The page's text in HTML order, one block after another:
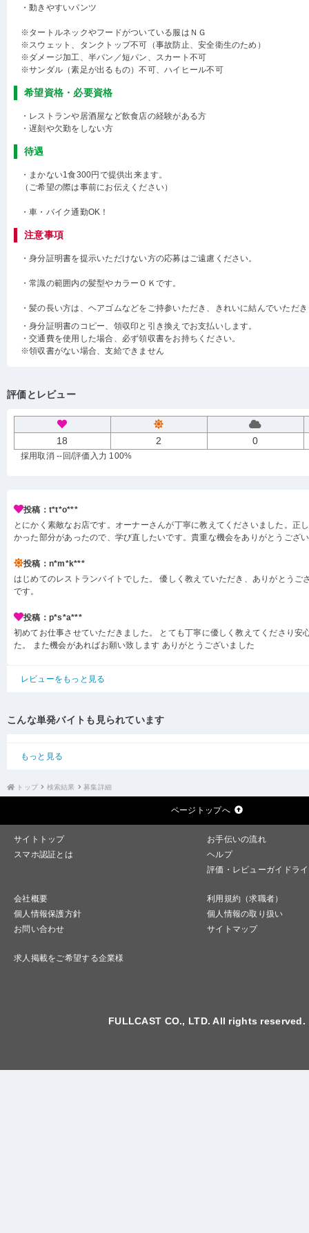
・動きやすいパンツ
※タートルネックやフードがついている服はＮＧ
※スウェット、タンクトップ不可（事故防止、安全衛生のため）
※ダメージ加工、半パン／短パン、スカート不可
※サンダル（素足が出るもの）不可、ハイヒール不可
希望資格・必要資格
・レストランや居酒屋など飲食店の経験がある方
・遅刻や欠勤をしない方
待遇
・まかない1食300円で提供出来ます。
（ご希望の際は事前にお伝えください）
・車・バイク通勤OK！
注意事項
・身分証明書を提示いただけない方の応募はご遠慮ください。
・常識の範囲内の髪型やカラーＯＫです。
・髪の長い方は、ヘアゴムなどをご持参いただき、きれいに結んでいただ
・身分証明書のコピー、領収印と引き換えでお支払いします。
・交通費を使用した場合、必ず領収書をお持ちください。
※領収書がない場合、支給できません
評価とレビュー
18 2 0
採用取消 --回/評価入力 100%
投稿：t*t*o***
とにかく素敵なお店です。オーナーさんが丁寧に教えてくださいました。正
かった部分があったので、学び直したいです。貴重な機会をありがとうござ
投稿：n*m*k***
はじめてのレストランバイトでした。 優しく教えていただき、ありがとうご
です。
投稿：p*s*a***
初めてお仕事させていただきました。 とても丁寧に優しく教えてくださり安
た。 また機会があればお願い致します ありがとうございました
レビューをもっと見る
こんな単発バイトも見られています
もっと見る
トップ 検索結果 募集詳細
ページトップへ
サイトトップ
お手伝いの流れ
スマホ認証とは
ヘルプ
評価・レビューガイドラ
会社概要
利用規約（求職者）
個人情報保護方針
個人情報の取り扱い
お問い合わせ
サイトマップ
求人掲載をご希望する企業様
FULLCAST CO., LTD. All rights reserved.